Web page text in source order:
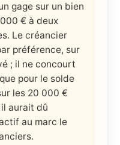
gage sur un bien
€ à deux
Le créancier
préférence, sur
; il ne concourt
pour le solde
les 20 000 €
aurait dû
au marc le